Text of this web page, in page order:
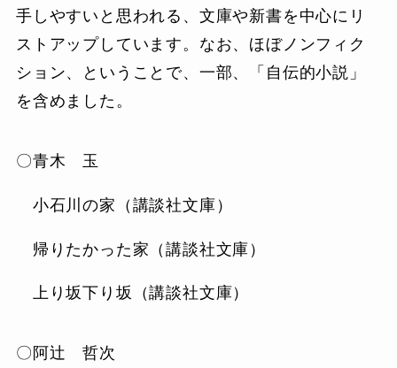
手しやすいと思われる、文庫や新書を中心にリ
ストアップしています。なお、ほぼノンフィク
ション、ということで、一部、「自伝的小説」
を含めました。
〇青木 玉
小石川の家（講談社文庫）
帰りたかった家（講談社文庫）
上り坂下り坂（講談社文庫）
〇阿辻 哲次